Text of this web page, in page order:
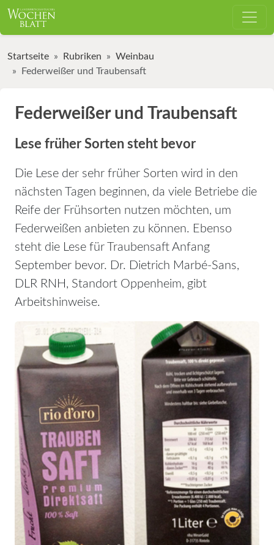
Startseite Rubriken
Weinbau
Federweißer und Traubensaft
Federweißer und Traubensaft
Lese früher Sorten steht bevor
Die Lese der sehr früher Sorten wird in den
nächsten Tagen beginnen, da viele Betriebe die
Reife der Frühsorten nutzen möchten, um
Federweißen anbieten zu können. Ebenso
steht die Lese für Traubensaft Anfang
September bevor. Dr. Dietrich Marbé-Sans,
DLR RNH, Standort Oppenheim, gibt
Arbeitshinweise.